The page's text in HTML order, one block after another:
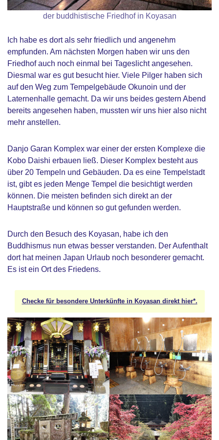
der buddhistische Friedhof in Koyasan
Ich habe es dort als sehr friedlich und angenehm
empfunden. Am nächsten Morgen haben wir uns den
Friedhof auch noch einmal bei Tageslicht angesehen.
Diesmal war es gut besucht hier. Viele Pilger haben sich
auf den Weg zum Tempelgebäude Okunoin und der
Laternenhalle gemacht. Da wir uns beides gestern Abend
bereits angesehen haben, mussten wir uns hier also nicht
mehr anstellen.
Danjo Garan Komplex war einer der ersten Komplexe die
Kobo Daishi erbauen ließ. Dieser Komplex besteht aus
über 20 Tempeln und Gebäuden. Da es eine Tempelstadt
ist, gibt es jeden Menge Tempel die besichtigt werden
können. Die meisten befinden sich direkt an der
Hauptstraße und können so gut gefunden werden.
Durch den Besuch des Koyasan, habe ich den
Buddhismus nun etwas besser verstanden. Der Aufenthalt
dort hat meinen Japan Urlaub noch besonderer gemacht.
Es ist ein Ort des Friedens.
Checke für besondere Unterkünfte in Koyasan direkt hier*.